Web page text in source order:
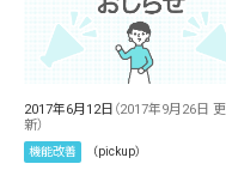
2017年6月12日 （2017年9月26日 更
新）
機能改善 （pickup）